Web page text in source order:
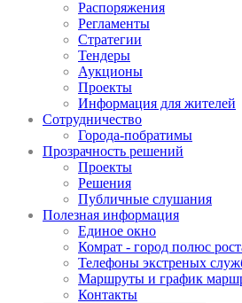
Распоряжения
Регламенты
Стратегии
Тендеры
Аукционы
Проекты
Информация для жителей
Сотрудничество
Города-побратимы
Прозрачность решений
Проекты
Решения
Публичные слушания
Полезная информация
Единое окно
Комрат - город полюс
Телефоны экстреных
Маршруты и график
Контакты